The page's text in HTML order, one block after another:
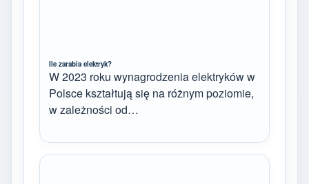
Ile zarabia elektryk?
W 2023 roku wynagrodzenia elektryków w
Polsce kształtują się na różnym poziomie,
w zależności od…